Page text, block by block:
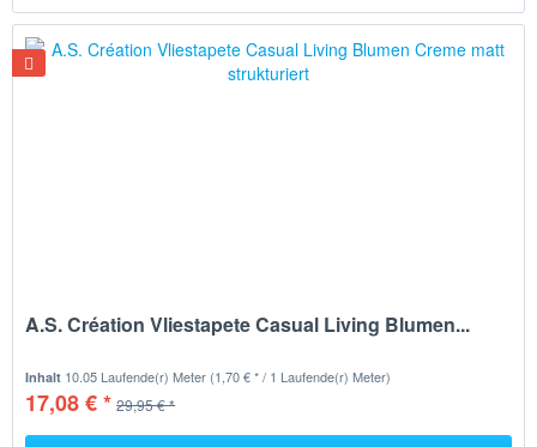
A.S. Création Vliestapete Casual Living Blumen...
Inhalt 10.05 Laufende(r) Meter (1,70 € * / 1 Laufende(r) Meter)
17,08 € * 29,95 € *